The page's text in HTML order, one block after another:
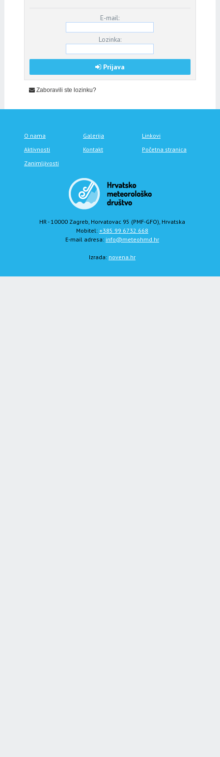
E-mail:
Lozinka:
Prijava
Zaboravili ste lozinku?
O nama Galerija
Linkovi
Aktivnosti
Kontakt
Početna stranica
Zanimljivosti
HR - 10000 Zagreb, Horvatovac 95 (PMF-GFO), Hrvatska
Mobitel: +385 99 6732 668
E-mail adresa: info@meteohmd.hr
Izrada: novena.hr